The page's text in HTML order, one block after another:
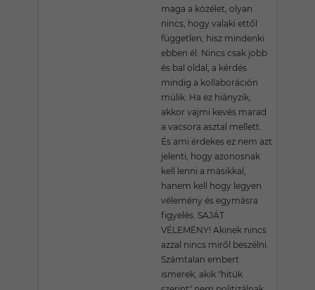
maga a közélet, olyan
nincs, hogy valaki ettől
független, hisz mindenki
ebben él. Nincs csak jobb
és bal oldal, a kérdés
mindig a kollaboráción
múlik. Ha ez hiányzik,
akkor vajmi kevés marad
a vacsora asztal mellett.
És ami érdekes ez nem azt
jelenti, hogy azonosnak
kell lenni a másikkal,
hanem kell hogy legyen
vélemény és egymásra
figyelés. SAJÁT
VÉLEMÉNY! Akinek nincs
azzal nincs miről beszélni.
Számtalan embert
ismerek, akik "hitük